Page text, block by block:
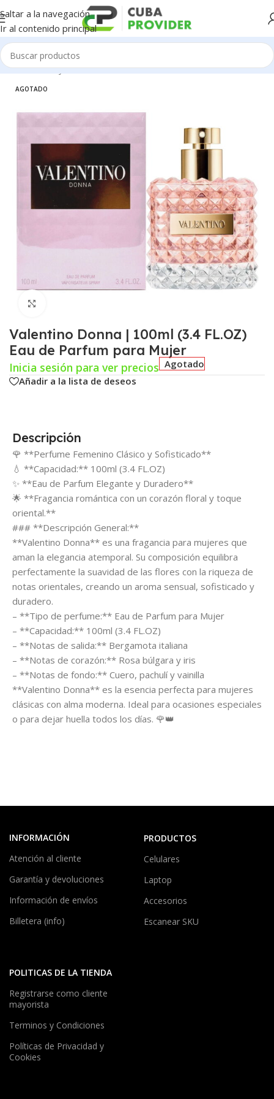
Saltar a la navegación
Ir al contenido principal
Inicio/Salud y Cuidado Personal/Perfumeria
AGOTADO
Valentino Donna | 100ml (3.4 FL.OZ)
Eau de Parfum para Mujer
Inicia sesión para ver precios Agotado
Añadir a la lista de deseos
Descripción
🌹 **Perfume Femenino Clásico y Sofisticado**
💧 **Capacidad:** 100ml (3.4 FL.OZ)
✨ **Eau de Parfum Elegante y Duradero**
🌟 **Fragancia romántica con un corazón floral y toque
oriental.**
### **Descripción General:**
**Valentino Donna** es una fragancia para mujeres que
aman la elegancia atemporal. Su composición equilibra
perfectamente la suavidad de las flores con la riqueza de
notas orientales, creando un aroma sensual, sofisticado y
duradero.
– **Tipo de perfume:** Eau de Parfum para Mujer
– **Capacidad:** 100ml (3.4 FL.OZ)
– **Notas de salida:** Bergamota italiana
– **Notas de corazón:** Rosa búlgara y iris
– **Notas de fondo:** Cuero, pachulí y vainilla
**Valentino Donna** es la esencia perfecta para mujeres
clásicas con alma moderna. Ideal para ocasiones especiales
o para dejar huella todos los días. 🌹👑
INFORMACIÓN
Atención al cliente
Garantía y devoluciones
Información de envíos
Billetera (info)
PRODUCTOS
Celulares
Laptop
Accesorios
Escanear SKU
POLITICAS DE LA TIENDA
Registrarse como cliente
mayorista
Terminos y Condiciones
Políticas de Privacidad y
Cookies